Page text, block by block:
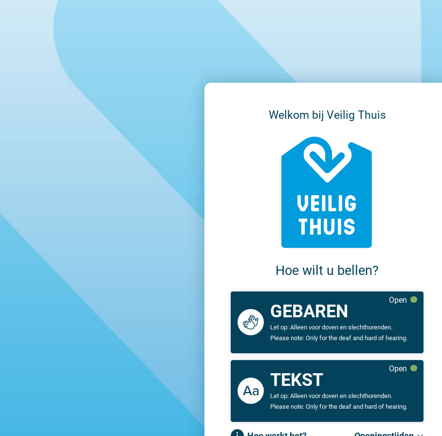
Welkom bij Veilig Thuis
Hoe wilt u bellen?
GEBAREN
Let op: Alleen voor doven en slechthorenden.
Please note: Only for the deaf and hard of hearing.
Open
TEKST
Let op: Alleen voor doven en slechthorenden.
Please note: Only for the deaf and hard of hearing.
Open